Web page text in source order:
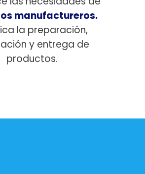
manufactureros.
la preparación,
y entrega de
productos.